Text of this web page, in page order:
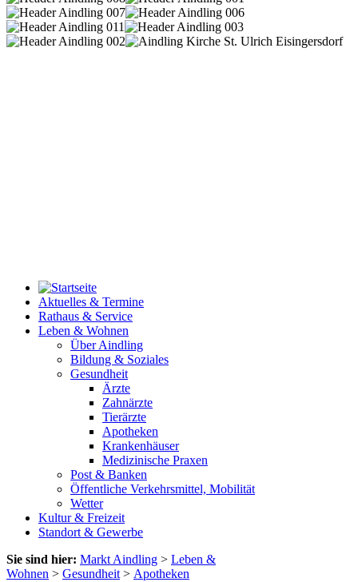
Aktuelles & Termine
Rathaus & Service
Leben & Wohnen
Über Aindling
Bildung & Soziales
Gesundheit
Ärzte
Zahnärzte
Tierärzte
Apotheken
Krankenhäuser
Medizinische Praxen
Post & Banken
Öffentliche Verkehrsmittel, Mobilität
Wetter
Kultur & Freizeit
Standort & Gewerbe
Sie sind hier: Markt Aindling > Leben &
Wohnen > Gesundheit > Apotheken